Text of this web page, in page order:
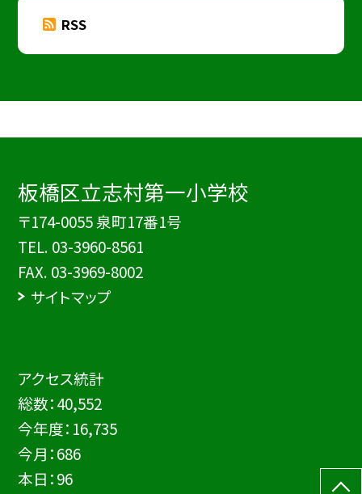
RSS
板橋区立志村第一小学校
〒174-0055 泉町17番1号
TEL. 03-3960-8561
FAX. 03-3969-8002
サイトマップ
アクセス統計
総数：40,552
今年度： 16,735
今月：686
本日：96